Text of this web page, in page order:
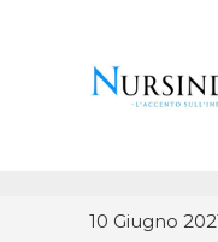
10 Giugno